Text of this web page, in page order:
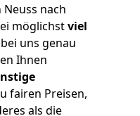
nach
möglichstviel
uns genau
Ihnen
fairen Preisen,
als die